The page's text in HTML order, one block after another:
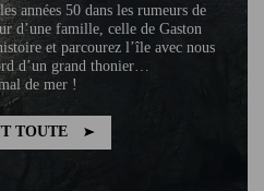
années 50 dans les rumeurs de
d’une famille, celle de Gaston
et parcourez l’île avec nous
d’un grand thonier…
de mer !
TOUTE